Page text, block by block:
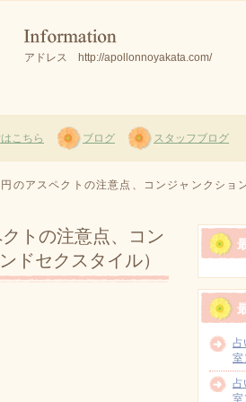
アドレス http://apollonnoyakata.com/
こちら ブログ スタッフブログ
のアスペクトの注意点、コンジャンクショ
トの注意点、コン
ドセクスタイル）
占
室
占
室